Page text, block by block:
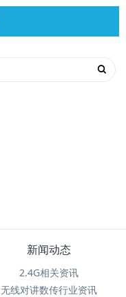
新闻动态
2.4G相关资讯
无线对讲数传行业资讯